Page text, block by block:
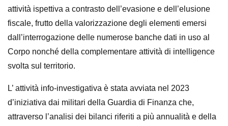
attività ispettiva a contrasto dell’evasione e dell’elusione
fiscale, frutto della valorizzazione degli elementi emersi
dall’interrogazione delle numerose banche dati in uso al
Corpo nonché della complementare attività di intelligence
svolta sul territorio.
L’ attività info-investigativa è stata avviata nel 2023
d’iniziativa dai militari della Guardia di Finanza che,
attraverso l’analisi dei bilanci riferiti a più annualità e della